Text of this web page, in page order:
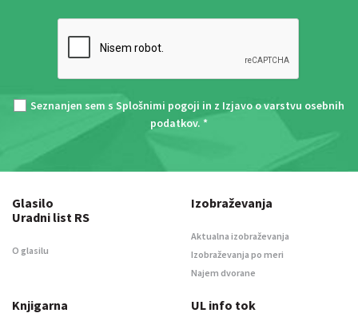
Seznanjen sem s Splošnimi pogoji in z Izjavo o varstvu osebnih
podatkov. *
Glasilo
Uradni list RS
O glasilu
Izobraževanja
Aktualna izobraževanja
Izobraževanja po meri
Najem dvorane
Knjigarna UL info tok